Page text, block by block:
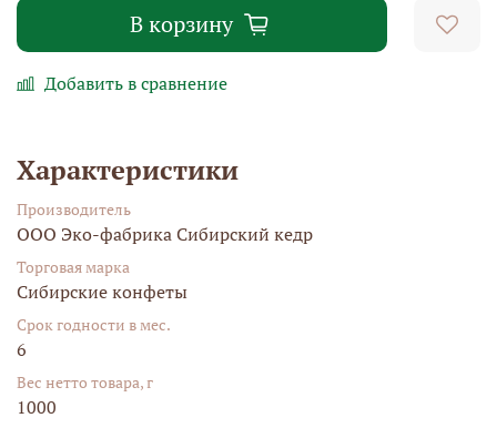
В корзину
Добавить в сравнение
Характеристики
Производитель
ООО Эко-фабрика Сибирский кедр
Торговая марка
Сибирские конфеты
Срок годности в мес.
6
Вес нетто товара, г
1000